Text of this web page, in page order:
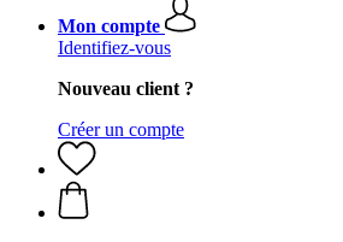
Mon compte
Identifiez-vous
Nouveau client ?
Créer un compte